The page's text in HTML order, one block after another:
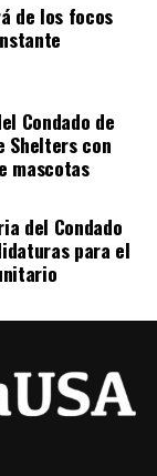
de los focos
Condado de
Shelters con
mascotas
del Condado
para el